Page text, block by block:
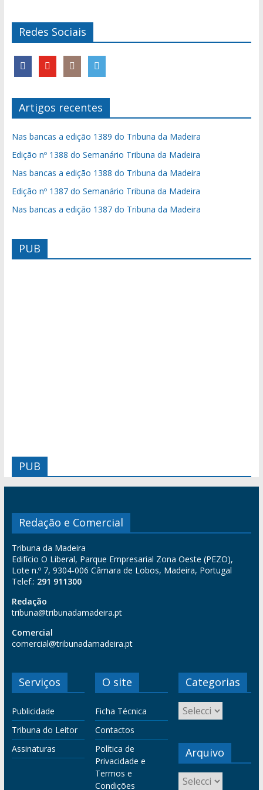
Redes Sociais
Artigos recentes
Nas bancas a edição 1389 do Tribuna da Madeira
Edição nº 1388 do Semanário Tribuna da Madeira
Nas bancas a edição 1388 do Tribuna da Madeira
Edição nº 1387 do Semanário Tribuna da Madeira
Nas bancas a edição 1387 do Tribuna da Madeira
PUB
PUB
Redação e Comercial
Tribuna da Madeira
Edifício O Liberal, Parque Empresarial Zona Oeste (PEZO),
Lote n.º 7, 9304-006 Câmara de Lobos, Madeira, Portugal
Telef.: 291 911300
Redação
tribuna@tribunadamadeira.pt
Comercial
comercial@tribunadamadeira.pt
Serviços
Publicidade
Tribuna do Leitor
Assinaturas
O site
Ficha Técnica
Contactos
Política de
Privacidade e
Termos e
Condições
Categorias
Arquivo